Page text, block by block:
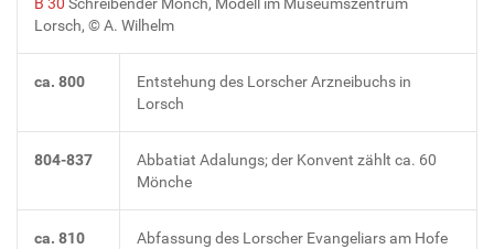
Lorsch, © A. Wilhelm
ca. 800
Entstehung des Lorscher Arzneibuchs in
Lorsch
804-837
Abbatiat Adalungs; der Konvent zählt ca. 60
Mönche
ca. 810
Abfassung des Lorscher Evangeliars am Hofe